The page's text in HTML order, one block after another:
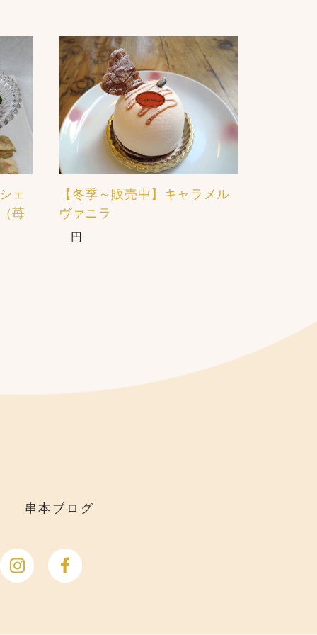
ェ
苺
【冬季～販売中】キャラメル
ヴァニラ
円
串本ブログ